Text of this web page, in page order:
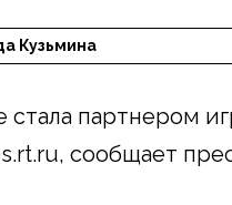
Кузьмина
партнером
сообщает